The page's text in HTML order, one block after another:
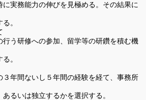
実務能力の伸びを見極める。その結果に
。
う研修への参加、留学等の研鑽を積む機
。
年間ないし５年間の経験を経て、事務所
いは独立するかを選択する。